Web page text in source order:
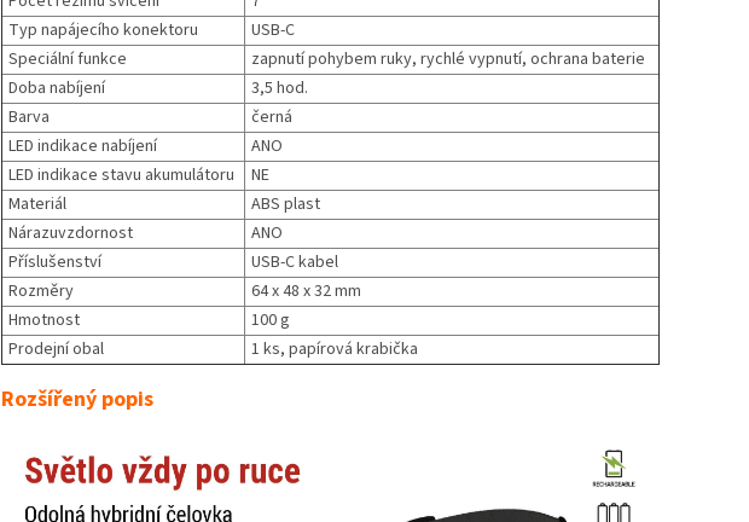
Typ napájecího konektoru
USB-C
Speciální funkce
zapnutí pohybem ruky, rychlé vypnutí, ochrana baterie
Doba nabíjení
3,5 hod.
Barva
černá
LED indikace nabíjení
ANO
LED indikace stavu akumulátoru
NE
Materiál
ABS plast
Nárazuvzdornost
ANO
Příslušenství
USB-C kabel
Rozměry
64 x 48 x 32 mm
Hmotnost
100 g
Prodejní obal
1 ks, papírová krabička
Rozšířený popis